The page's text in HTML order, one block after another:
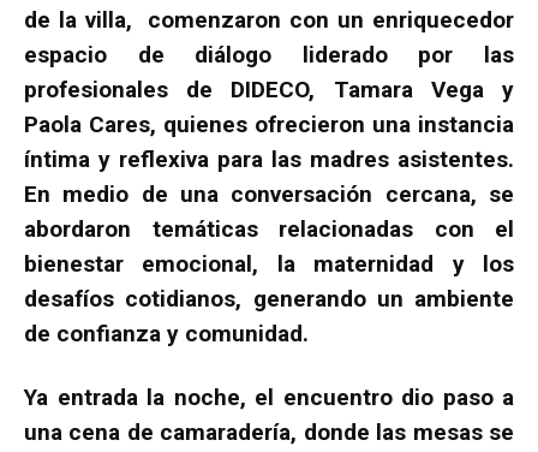
de la villa, comenzaron con un enriquecedor
espacio de diálogo liderado por las
profesionales de DIDECO, Tamara Vega y
Paola Cares, quienes ofrecieron una instancia
íntima y reflexiva para las madres asistentes.
En medio de una conversación cercana, se
abordaron temáticas relacionadas con el
bienestar emocional, la maternidad y los
desafíos cotidianos, generando un ambiente
de confianza y comunidad.
Ya entrada la noche, el encuentro dio paso a
una cena de camaradería, donde las mesas se